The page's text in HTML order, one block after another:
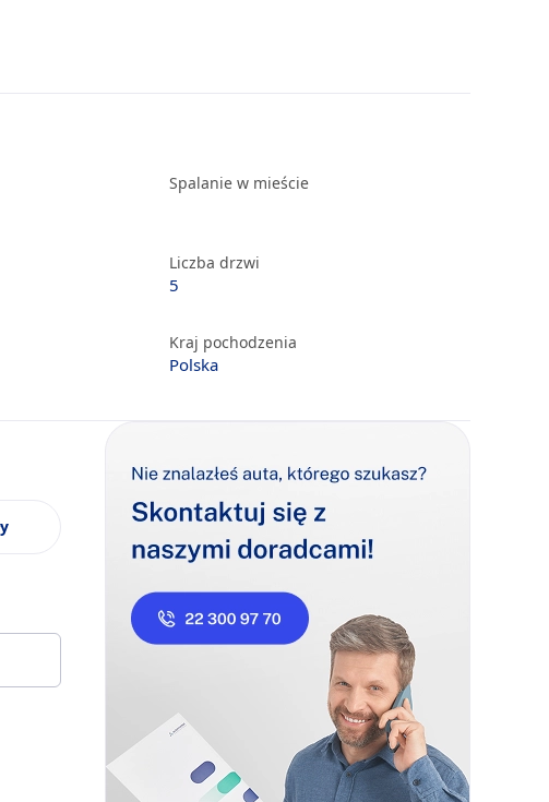
Spalanie w mieście
Liczba drzwi
5
Kraj pochodzenia
Polska